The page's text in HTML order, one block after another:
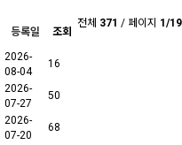
전체 371 / 페이지 1/19
등록일 조회
2026-
08-04
16
2026-
07-27
50
2026-
07-20
68